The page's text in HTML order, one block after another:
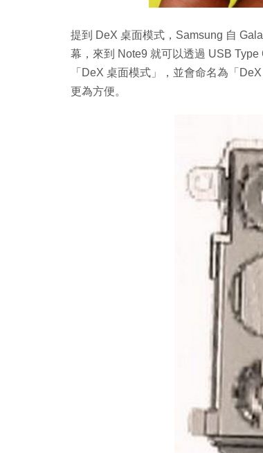
提到 DeX 桌面模式，Samsung 自
幕，來到 Note9 就可以透過 USB
「DeX 桌面模式」，並會命名為「
更為方便。